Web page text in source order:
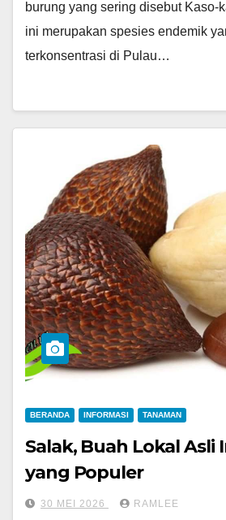
burung yang sering disebut Kaso-
ini merupakan spesies endemik
terkonsentrasi di Pulau…
BERANDA INFORMASI TANAMAN
Salak, Buah Lokal Asli
yang Populer
30 MEI 2026 RAMLEE